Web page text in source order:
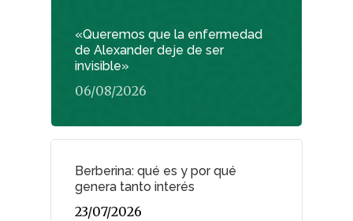
«Queremos que la enfermedad
de Alexander deje de ser
invisible»
06/08/2026
Berberina: qué es y por qué
genera tanto interés
23/07/2026